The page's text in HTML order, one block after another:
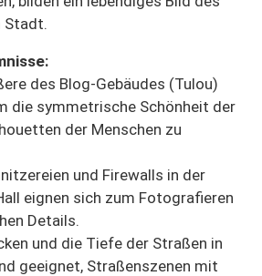
Stadt.
des Blog-Gebäudes (Tulou)
die symmetrische Schönheit der
der Menschen zu
und Firewalls in der
eignen sich zum Fotografieren
Details.
und die Tiefe der Straßen in
geeignet, Straßenszenen mit